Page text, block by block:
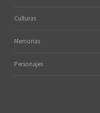
Culturas
Memorias
Personajes